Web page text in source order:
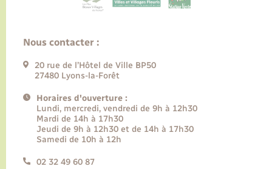
Nous contacter :
20 rue de l’Hôtel de Ville BP50
27480 Lyons-la-Forêt
Horaires d'ouverture :
Lundi, mercredi, vendredi de 9h à 12h30
Mardi de 14h à 17h30
Jeudi de 9h à 12h30 et de 14h à 17h30
Samedi de 10h à 12h
02 32 49 60 87